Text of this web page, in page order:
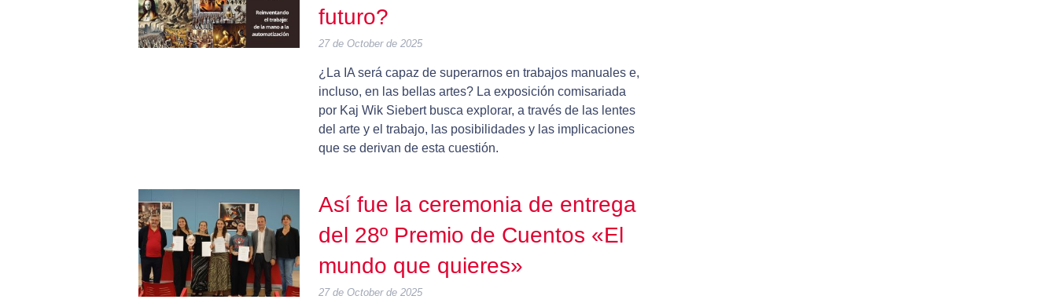
futuro?
27 de October de 2025
¿La IA será capaz de superarnos en trabajos manuales e,
incluso, en las bellas artes? La exposición comisariada
por Kaj Wik Siebert busca explorar, a través de las lentes
del arte y el trabajo, las posibilidades y las implicaciones
que se derivan de esta cuestión.
Así fue la ceremonia de entrega
del 28º Premio de Cuentos «El
mundo que quieres»
27 de October de 2025